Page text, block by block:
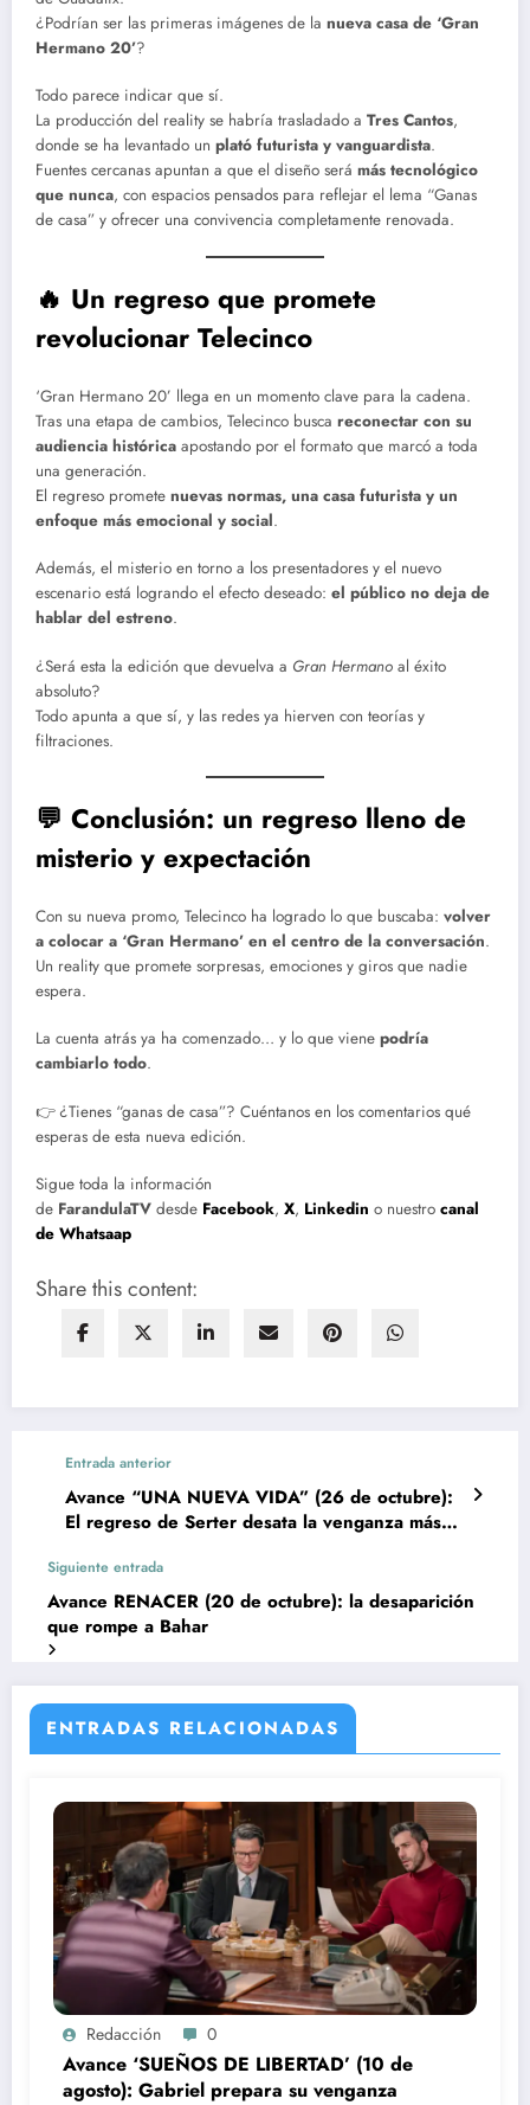
¿Podrían ser las primeras imágenes de la nueva casa de ‘Gran
Hermano 20’?
Todo parece indicar que sí.
La producción del reality se habría trasladado a Tres Cantos,
donde se ha levantado un plató futurista y vanguardista.
Fuentes cercanas apuntan a que el diseño será más tecnológico
que nunca, con espacios pensados para reflejar el lema “Ganas
de casa” y ofrecer una convivencia completamente renovada.
🔥 Un regreso que promete
revolucionar Telecinco
‘Gran Hermano 20’ llega en un momento clave para la cadena.
Tras una etapa de cambios, Telecinco busca reconectar con su
audiencia histórica apostando por el formato que marcó a toda
una generación.
El regreso promete nuevas normas, una casa futurista y un
enfoque más emocional y social.
Además, el misterio en torno a los presentadores y el nuevo
escenario está logrando el efecto deseado: el público no deja de
hablar del estreno.
¿Será esta la edición que devuelva a Gran Hermano al éxito
absoluto?
Todo apunta a que sí, y las redes ya hierven con teorías y
filtraciones.
💬 Conclusión: un regreso lleno de
misterio y expectación
Con su nueva promo, Telecinco ha logrado lo que buscaba: volver
a colocar a ‘Gran Hermano’ en el centro de la conversación.
Un reality que promete sorpresas, emociones y giros que nadie
espera.
La cuenta atrás ya ha comenzado… y lo que viene podría
cambiarlo todo.
👉 ¿Tienes “ganas de casa”? Cuéntanos en los comentarios qué
esperas de esta nueva edición.
Sigue toda la información
de FarandulaTV desde Facebook, X, Linkedin o nuestro canal
de Whatsaap
Share this content:
Entrada anterior
Avance “UNA NUEVA VIDA” (26 de octubre):
El regreso de Serter desata la venganza más
Siguiente entrada
Avance RENACER (20 de octubre): la desaparición
que rompe a Bahar
ENTRADAS RELACIONADAS
Redacción 0
Avance ‘SUEÑOS DE LIBERTAD’ (10 de
agosto): Gabriel prepara su venganza